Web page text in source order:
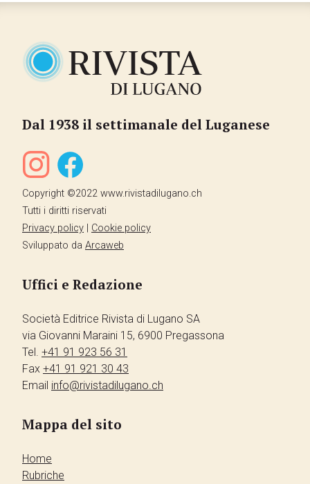
Dal 1938 il settimanale del Luganese
Copyright ©2022 www.rivistadilugano.ch
Tutti i diritti riservati
Privacy policy
Cookie policy
Sviluppato da Arcaweb
Uffici e Redazione
Società Editrice Rivista di Lugano SA
via Giovanni Maraini 15, 6900 Pregassona
Tel. +41 91 923 56 31
Fax +41 91 921 30 43
Email info@rivistadilugano.ch
Mappa del sito
Home
Rubriche